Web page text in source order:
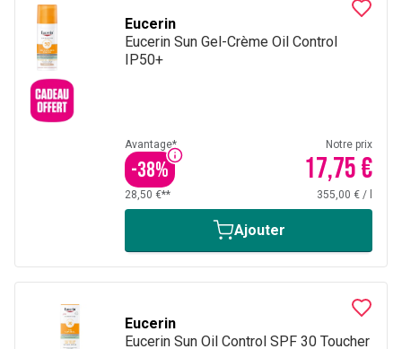
Eucerin
Eucerin Sun Gel-Crème Oil Control
IP50+
Avantage*
-38%
Notre prix
17,75 €
28,50 €** 355,00 € /
Ajouter
Eucerin
Eucerin Sun Oil Control SPF 30 Toucher